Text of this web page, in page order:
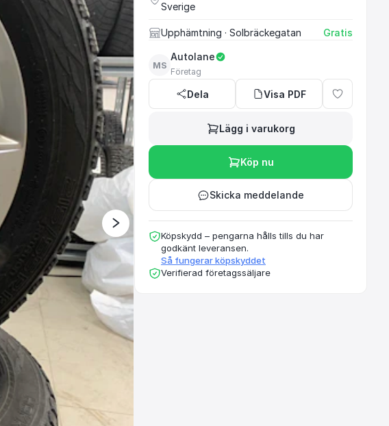
Sverige
Upphämtning · Solbräckegatan Gratis
MS
Autolane
Företag
Dela Visa PDF
Lägg i varukorg
Köp nu
Skicka meddelande
Köpskydd – pengarna hålls tills du har
godkänt leveransen.
Så fungerar köpskyddet
Verifierad företagssäljare